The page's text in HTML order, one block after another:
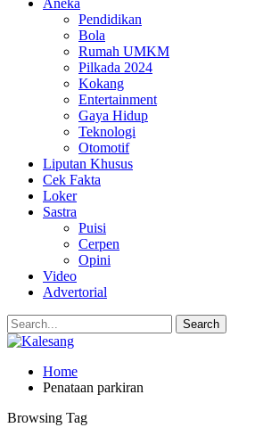
Aneka
Pendidikan
Bola
Rumah UMKM
Pilkada 2024
Kokang
Entertainment
Gaya Hidup
Teknologi
Otomotif
Liputan Khusus
Cek Fakta
Loker
Sastra
Puisi
Cerpen
Opini
Video
Advertorial
Home
Penataan parkiran
Browsing Tag